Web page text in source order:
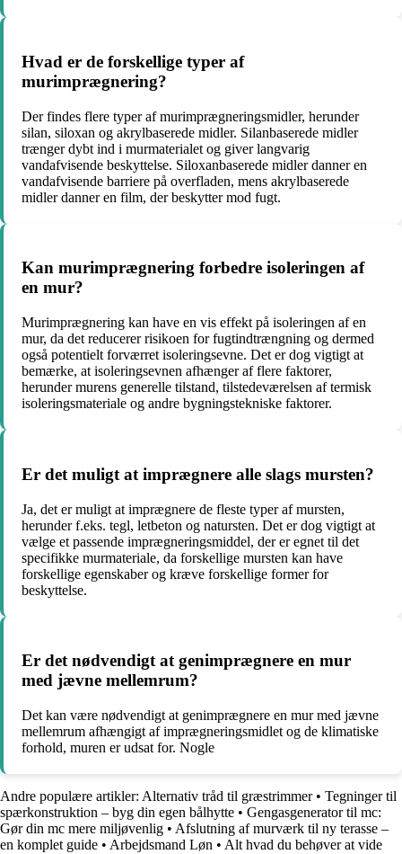
Hvad er de forskellige typer af
murimprægnering?
Der findes flere typer af murimprægneringsmidler, herunder
silan, siloxan og akrylbaserede midler. Silanbaserede midler
trænger dybt ind i murmaterialet og giver langvarig
vandafvisende beskyttelse. Siloxanbaserede midler danner en
vandafvisende barriere på overfladen, mens akrylbaserede
midler danner en film, der beskytter mod fugt.
Kan murimprægnering forbedre isoleringen af
en mur?
Murimprægnering kan have en vis effekt på isoleringen af en
mur, da det reducerer risikoen for fugtindtrængning og dermed
også potentielt forværret isoleringsevne. Det er dog vigtigt at
bemærke, at isoleringsevnen afhænger af flere faktorer,
herunder murens generelle tilstand, tilstedeværelsen af termisk
isoleringsmateriale og andre bygningstekniske faktorer.
Er det muligt at imprægnere alle slags mursten?
Ja, det er muligt at imprægnere de fleste typer af mursten,
herunder f.eks. tegl, letbeton og natursten. Det er dog vigtigt at
vælge et passende imprægneringsmiddel, der er egnet til det
specifikke murmateriale, da forskellige mursten kan have
forskellige egenskaber og kræve forskellige former for
beskyttelse.
Er det nødvendigt at genimprægnere en mur
med jævne mellemrum?
Det kan være nødvendigt at genimprægnere en mur med jævne
mellemrum afhængigt af imprægneringsmidlet og de klimatiske
forhold, muren er udsat for. Nogle
Andre populære artikler: Alternativ tråd til græstrimmer• Tegninger til
spærkonstruktion – byg din egen bålhytte • Gengasgenerator til mc:
Gør din mc mere miljøvenlig • Afslutning af murværk til ny terasse –
en komplet guide • Arbejdsmand Løn • Alt hvad du behøver at vide